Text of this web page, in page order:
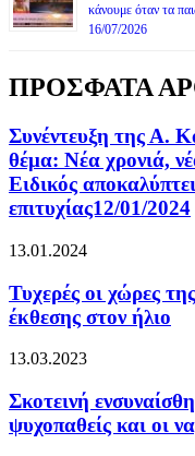
κάνουμε όταν τα
16/07/2026
ΠΡΟΣΦΑΤΑ
Συνέντευξη της Α.
θέμα: Νέα χρονιά,
Ειδικός
επιτυχίας12/01/2024
13.01.2024
Τυχερές οι χώρες
έκθεσης στον ήλιο
13.03.2023
Σκοτεινή
ψυχοπαθείς και οι